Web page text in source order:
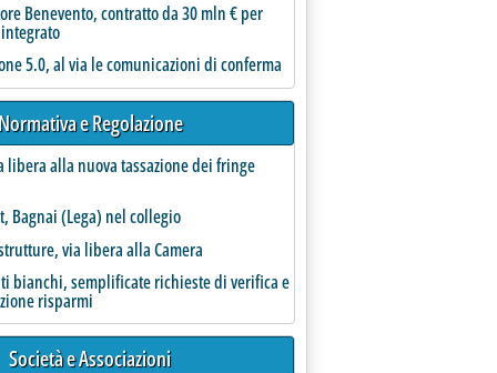
vicepresidente'
da 8-10 mld per la competitività delle imprese, finanziamenti al Pniissi, tagli su
alle 10.20.
Benevento, contratto da 30 mln € per
5.0, al via le comunicazioni di conferma
Normativa e Regolazione
libera alla nuova tassazione dei fringe
Bagnai (Lega) nel collegio
via libera alla Camera
bianchi, semplificate richieste di verifica e
risparmi
Società e Associazioni